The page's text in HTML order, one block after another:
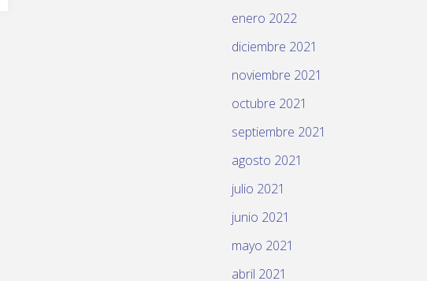
enero 2022
diciembre 2021
noviembre 2021
octubre 2021
septiembre 2021
agosto 2021
julio 2021
junio 2021
mayo 2021
abril 2021